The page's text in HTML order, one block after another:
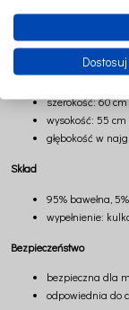
– w sypialni, salonie
odrobina wygody i
Wymiary
szerokość: 60 cm
wysokość: 55 cm
głębokość w
Skład
95% bawełna,
wypełnienie:
Bezpieczeństwo
bezpieczna dla
odpowiednia do
Dostosuj